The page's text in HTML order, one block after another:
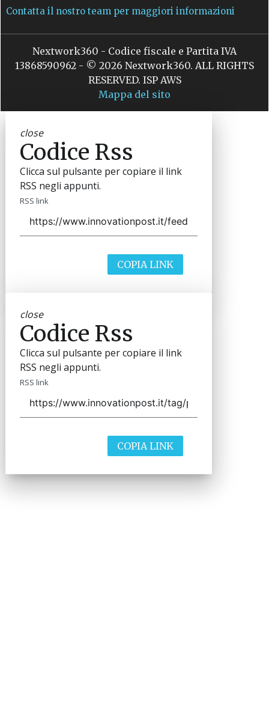
Contatta il nostro team per maggiori informazioni
Nextwork360 - Codice fiscale e Partita IVA
13868590962 - © 2026 Nextwork360. ALL RIGHTS
RESERVED. ISP AWS
Mappa del sito
close
Codice Rss
Clicca sul pulsante per copiare il link
RSS negli appunti.
RSS link
COPIA LINK
close
Codice Rss
Clicca sul pulsante per copiare il link
RSS negli appunti.
RSS link
COPIA LINK